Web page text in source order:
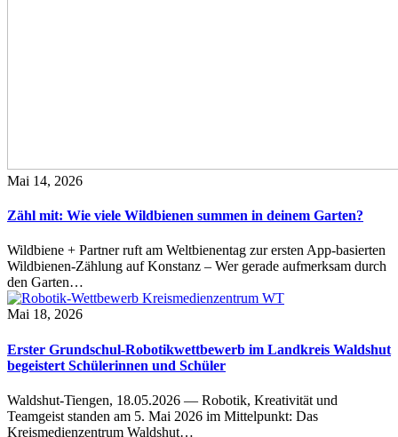
Mai 14, 2026
Zähl mit: Wie viele Wildbienen summen in deinem Garten?
Wildbiene + Partner ruft am Weltbienentag zur ersten App-basierten
Wildbienen-Zählung auf Konstanz – Wer gerade aufmerksam durch
den Garten…
Mai 18, 2026
Erster Grundschul-Robotikwettbewerb im Landkreis Waldshut
begeistert Schülerinnen und Schüler
Waldshut-Tiengen, 18.05.2026 — Robotik, Kreativität und
Teamgeist standen am 5. Mai 2026 im Mittelpunkt: Das
Kreismedienzentrum Waldshut…